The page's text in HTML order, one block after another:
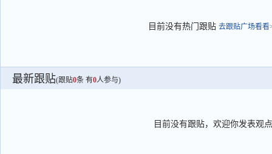
目前没有热门跟贴 去跟贴广场看看
最新跟贴(跟贴0条 有0人参与)
目前没有跟贴，欢迎你发表观点